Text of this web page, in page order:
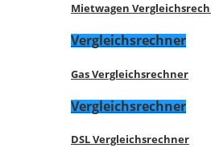
Mietwagen
Vergleichsrechner
Gas Vergleichsrechner
Vergleichsrechner
DSL Vergleichsrechner